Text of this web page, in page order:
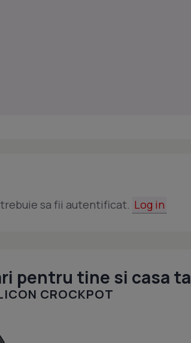
sa fii autentificat. Log in
pentru tine si casa ta
CROCKPOT